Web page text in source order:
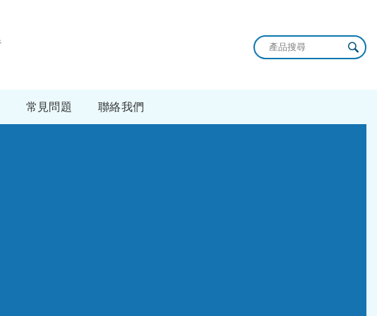
常見問題 聯絡我們